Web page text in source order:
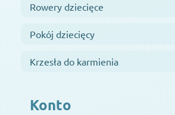
Rowery dziecięce
Pokój dziecięcy
Krzesła do karmienia
Konto